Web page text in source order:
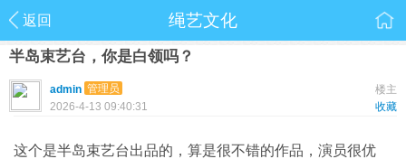
返回 绳艺文化
半岛束艺台，你是白领吗？
楼主
admin 管理员
收藏
2026-4-13 09:40:31
这个是半岛束艺台出品的，算是很不错的作品，演员很优